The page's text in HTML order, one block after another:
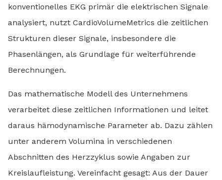
konventionelles EKG primär die elektrischen Signale
analysiert, nutzt CardioVolumeMetrics die zeitlichen
Strukturen dieser Signale, insbesondere die
Phasenlängen, als Grundlage für weiterführende
Berechnungen.
Das mathematische Modell des Unternehmens
verarbeitet diese zeitlichen Informationen und leitet
daraus hämodynamische Parameter ab. Dazu zählen
unter anderem Volumina in verschiedenen
Abschnitten des Herzzyklus sowie Angaben zur
Kreislaufleistung. Vereinfacht gesagt: Aus der Dauer